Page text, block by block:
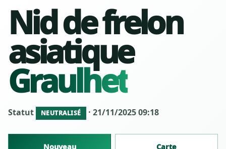
Nid de frelon
asiatique
Graulhet
Statut NEUTRALISÉ · 21/11/2025 09:18
Nouveau Carte